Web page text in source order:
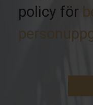
policy för